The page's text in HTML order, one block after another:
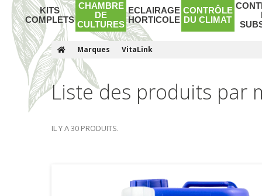
KITS
COMPLETS
CHAMBRE
DE
CULTURES
ECLAIRAGE
HORTICOLE
CONTRÔLE
DU CLIMAT
Marques VitaLink
Liste des produits par
IL Y A 30 PRODUITS.